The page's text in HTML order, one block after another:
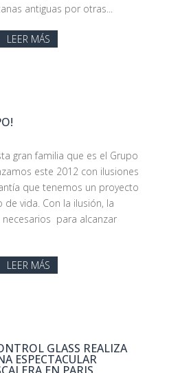
antiguas por otras...
LEER MÁS
gran familia que es el Grupo
este 2012 con ilusiones
que tenemos un proyecto
vida. Con la ilusión, la
para alcanzar
LEER MÁS
GLASS REALIZA
ESPECTACULAR